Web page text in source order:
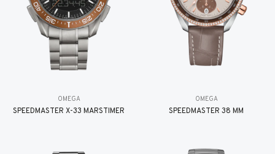
OMEGA
SPEEDMASTER X-33 MARSTIMER
OMEGA
SPEEDMASTER 38 MM